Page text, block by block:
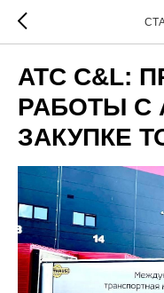
ATC C&L:
РАБОТЫ С
ЗАКУПКЕ